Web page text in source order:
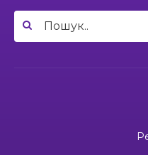
04:27
липня
Поки
живе